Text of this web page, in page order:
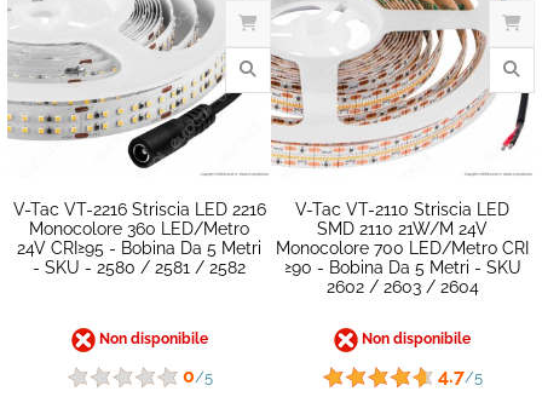
V-Tac VT-2216 Striscia LED 2216
Monocolore 360 LED/metro
24V CRI≥95 - Bobina Da 5 Metri
- SKU - 2580 / 2581 / 2582
Non disponibile
0/5
V-Tac VT-2110 Striscia LED
SMD 2110 21W/m 24V
Monocolore 700 LED/metro CRI
≥90 - Bobina Da 5 Metri - SKU
2602 / 2603 / 2604
Non disponibile
4.7/5